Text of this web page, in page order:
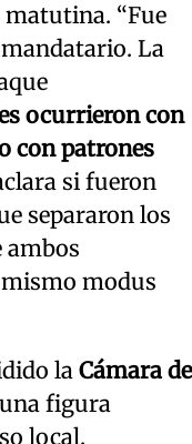
“Fue
La
ocurrieron con
con patrones
si fueron
separaron los
ambos
modus
laCámara de
figura
local.